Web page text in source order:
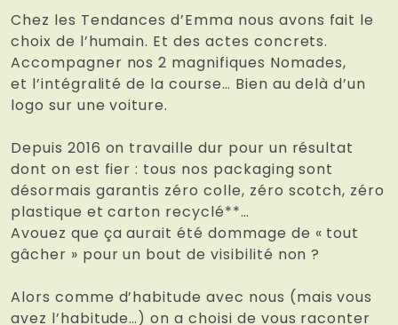
Chez les Tendances d’Emma nous avons fait le
choix de l’humain. Et des actes concrets.
Accompagner nos 2 magnifiques Nomades,
et l’intégralité de la course… Bien au delà d’un
logo sur une voiture.
Depuis 2016 on travaille dur pour un résultat
dont on est fier : tous nos packaging sont
désormais garantis zéro colle, zéro scotch, zéro
plastique et carton recyclé**…
Avouez que ça aurait été dommage de « tout
gâcher » pour un bout de visibilité non ?
Alors comme d’habitude avec nous (mais vous
avez l’habitude…) on a choisi de vous raconter